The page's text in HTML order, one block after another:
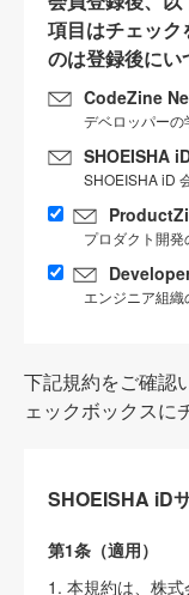
項目はチェック
のは登録後にい
CodeZine
デベロッパー
SHOEISHA
SHOEISHA iD
プロダクト開
エンジニア組
下記規約をご確認
ェックボックスに
SHOEISHA iD
第1条（適用）
1. 本規約は、株式